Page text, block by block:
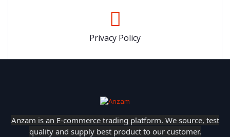
Privacy Policy
Anzam is an E-commerce trading platform. We source, test
quality and supply best product to our customer.